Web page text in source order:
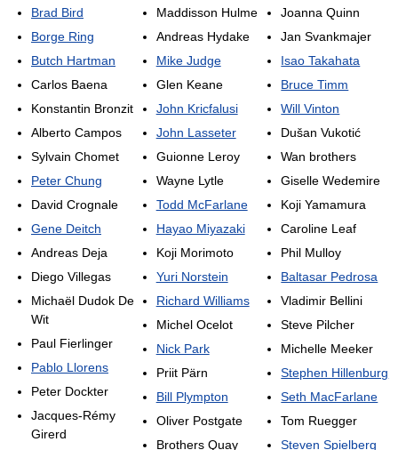
Brad Bird
Borge Ring
Butch Hartman
Carlos Baena
Konstantin Bronzit
Alberto Campos
Sylvain Chomet
Peter Chung
David Crognale
Gene Deitch
Andreas Deja
Diego Villegas
Michaël Dudok De
Wit
Paul Fierlinger
Pablo Llorens
Peter Dockter
Jacques-Rémy
Girerd
Maddisson Hulme
Andreas Hydake
Mike Judge
Glen Keane
John Kricfalusi
John Lasseter
Guionne Leroy
Wayne Lytle
Todd McFarlane
Hayao Miyazaki
Koji Morimoto
Yuri Norstein
Richard Williams
Michel Ocelot
Nick Park
Priit Pärn
Bill Plympton
Oliver Postgate
Brothers Quay
Joanna Quinn
Jan Svankmajer
Isao Takahata
Bruce Timm
Will Vinton
Dušan Vukotić
Wan brothers
Giselle Wedemire
Koji Yamamura
Caroline Leaf
Phil Mulloy
Baltasar Pedrosa
Vladimir Bellini
Steve Pilcher
Michelle Meeker
Stephen Hillenburg
Seth MacFarlane
Tom Ruegger
Steven Spielberg